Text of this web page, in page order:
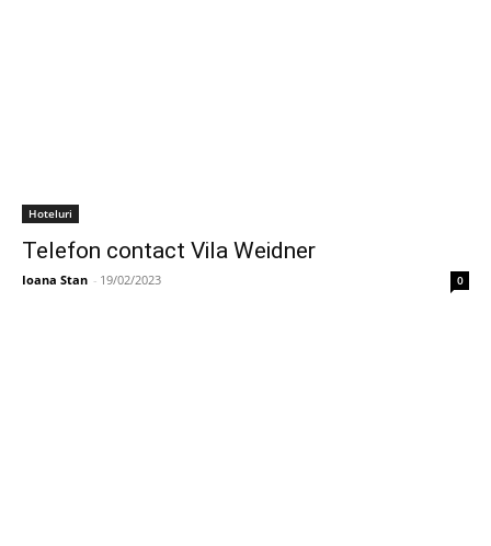
Hoteluri
Telefon contact Vila Weidner
Ioana Stan - 19/02/2023 0